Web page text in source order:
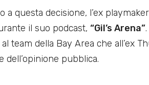
a questa decisione, l’ex
il suo podcast, “Gil’s Arena”
al team della Bay Area che all’ex
dell’opinione pubblica.